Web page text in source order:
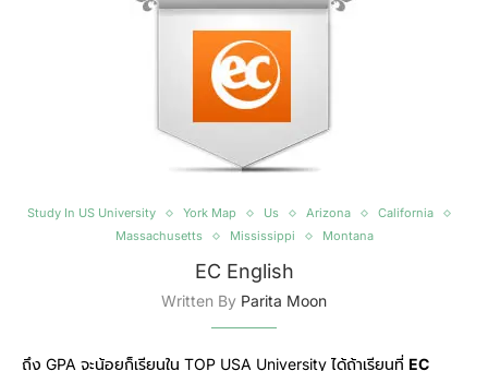
Study In US University York Map Us Arizona
California
Massachusetts
Mississippi Montana
EC English
Written By Parita Moon
ถึง GPA จะน้อยก็เรียนใน TOP USA University ได้ถ้าเรียนที่ EC